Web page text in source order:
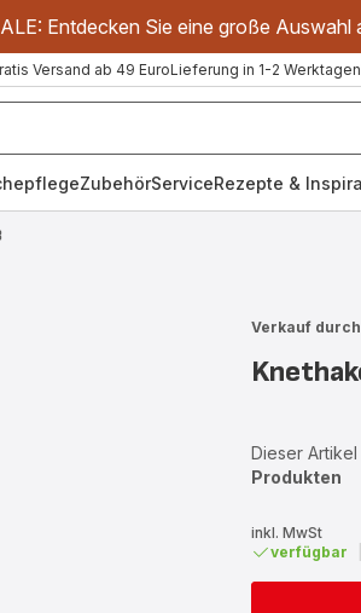
Entdecken Sie eine große Auswahl
Versand ab 49 EuroLieferung in 1-2 Werktagen
ZubehörServiceRezepte &
Verkauf
Dieser
Produkten
inkl. MwSt
verfügbar